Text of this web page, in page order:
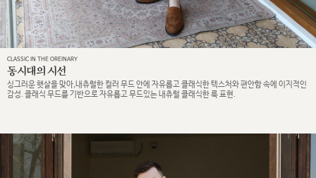
CLASSIC IN THE OREINARY
동시대의 시선
싱그러운 햇살을 맞아,내츄럴한 컬러 무드 안에 자유롭고 클래식한 텍스처와 편안함 속에 이지적인
감성. 클래식 무드를 기반으로 자유롭고 무드있는 내츄럴 클래식한 룩 표현.